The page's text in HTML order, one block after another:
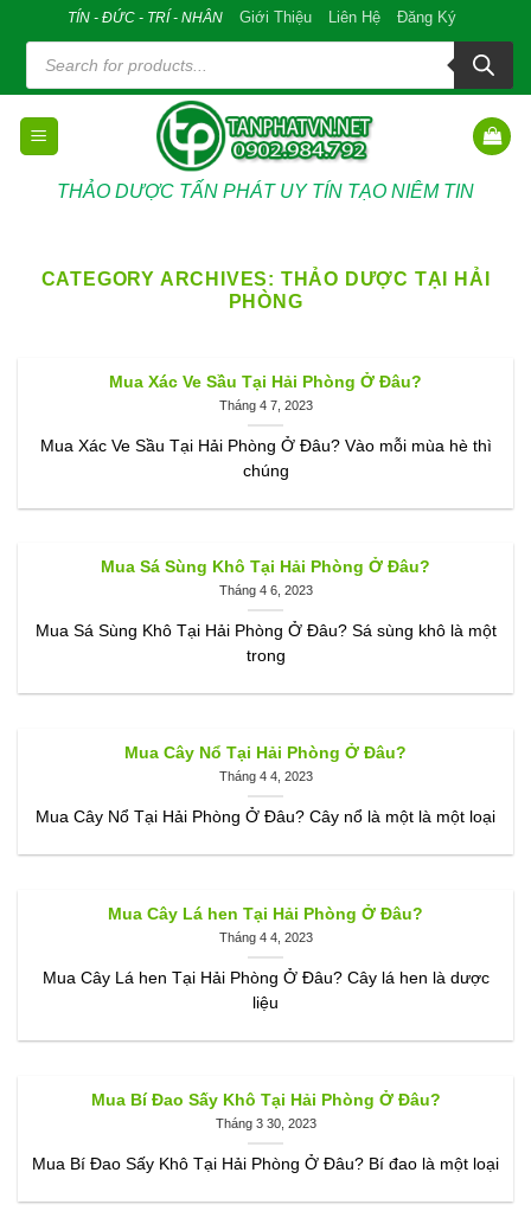
content
TÍN - ĐỨC - TRÍ - NHÂN Giới Thiệu Liên Hệ Đăng Ký
Tìm
kiếm
sản
phẩm
THẢO DƯỢC TẤN PHÁT UY TÍN TẠO NIÊM TIN
CATEGORY ARCHIVES: THẢO DƯỢC TẠI HẢI
PHÒNG
Mua Xác Ve Sầu Tại Hải Phòng Ở Đâu?
Tháng 4 7, 2023
Mua Xác Ve Sầu Tại Hải Phòng Ở Đâu? Vào mỗi mùa hè thì
chúng
Mua Sá Sùng Khô Tại Hải Phòng Ở Đâu?
Tháng 4 6, 2023
Mua Sá Sùng Khô Tại Hải Phòng Ở Đâu? Sá sùng khô là một
trong
Mua Cây Nổ Tại Hải Phòng Ở Đâu?
Tháng 4 4, 2023
Mua Cây Nổ Tại Hải Phòng Ở Đâu? Cây nổ là một là một loại
Mua Cây Lá hen Tại Hải Phòng Ở Đâu?
Tháng 4 4, 2023
Mua Cây Lá hen Tại Hải Phòng Ở Đâu? Cây lá hen là dược
liệu
Mua Bí Đao Sấy Khô Tại Hải Phòng Ở Đâu?
Tháng 3 30, 2023
Mua Bí Đao Sấy Khô Tại Hải Phòng Ở Đâu? Bí đao là một loại